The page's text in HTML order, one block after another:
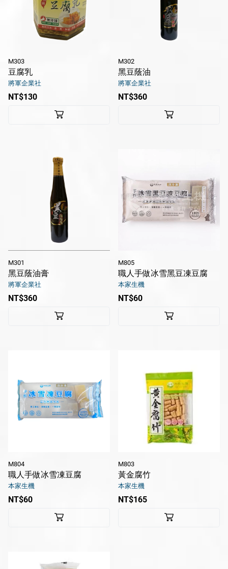
M303
豆腐乳
將軍企業社
NT$130
M302
黑豆蔭油
將軍企業社
NT$360
M301
黑豆蔭油膏
將軍企業社
NT$360
M805
職人手做冰雪黑豆凍豆腐
本家生機
NT$60
M804
職人手做冰雪凍豆腐
本家生機
NT$60
M803
黃金腐竹
本家生機
NT$165